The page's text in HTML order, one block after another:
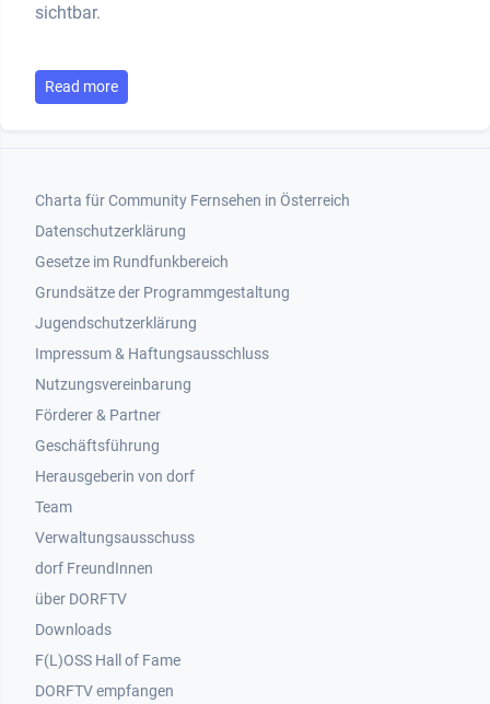
sichtbar.
Read more
Footer 1
Charta für Community Fernsehen in Österreich
Datenschutzerklärung
Gesetze im Rundfunkbereich
Grundsätze der Programmgestaltung
Jugendschutzerklärung
Impressum & Haftungsausschluss
Nutzungsvereinbarung
Footer 2
Förderer & Partner
Geschäftsführung
Herausgeberin von dorf
Team
Verwaltungsausschuss
dorf FreundInnen
Footer 3
über DORFTV
Downloads
F(L)OSS Hall of Fame
Footer 4
DORFTV empfangen